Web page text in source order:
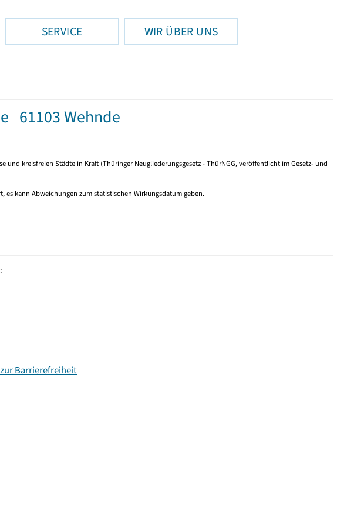
SERVICE WIR ÜBER UNS
61103 Wehnde
und kreisfreien Städte in Kraft (Thüringer Neugliederungsgesetz - ThürNGG, veröffentlicht im Gesetz- und
es kann Abweichungen zum statistischen Wirkungsdatum geben.
Barrierefreiheit